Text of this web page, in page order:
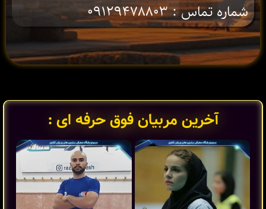
شماره تماس : ۰۹۱۲۹۴۷۸۸۰۳
آخرین مربیان فوق حرفه ای :